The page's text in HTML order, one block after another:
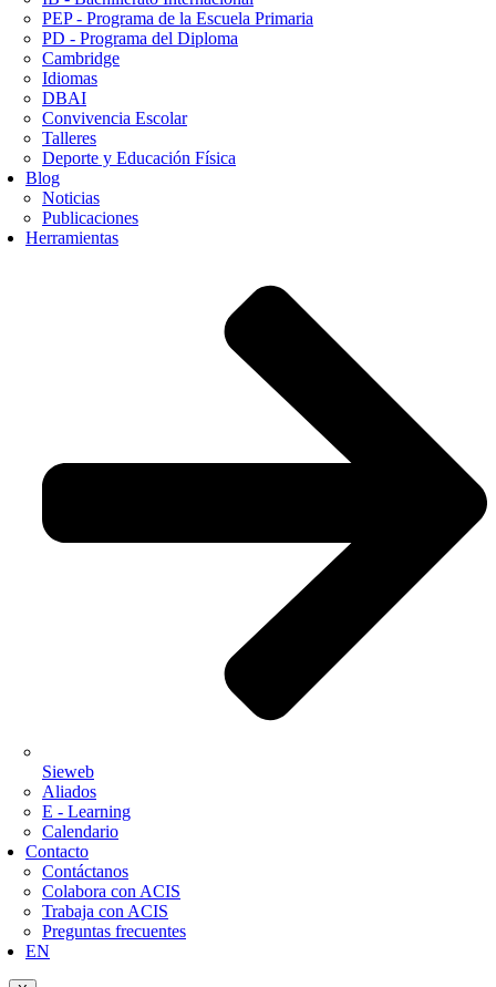
PEP - Programa de la Escuela Primaria
PD - Programa del Diploma
Cambridge
Idiomas
DBAI
Convivencia Escolar
Talleres
Deporte y Educación Física
Blog
Noticias
Publicaciones
Herramientas
Sieweb
Aliados
E - Learning
Calendario
Contacto
Contáctanos
Colabora con ACIS
Trabaja con ACIS
Preguntas frecuentes
EN